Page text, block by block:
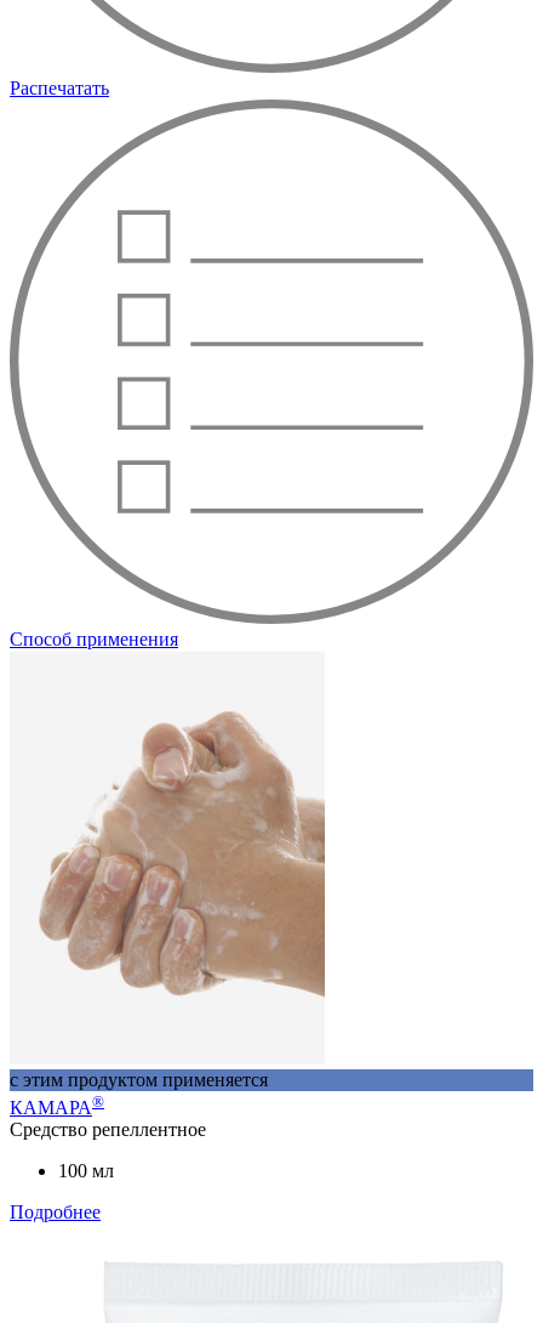
Распечатать
Способ применения
с этим продуктом применяется
КАМАРА®
Средство репеллентное
100 мл
Подробнее